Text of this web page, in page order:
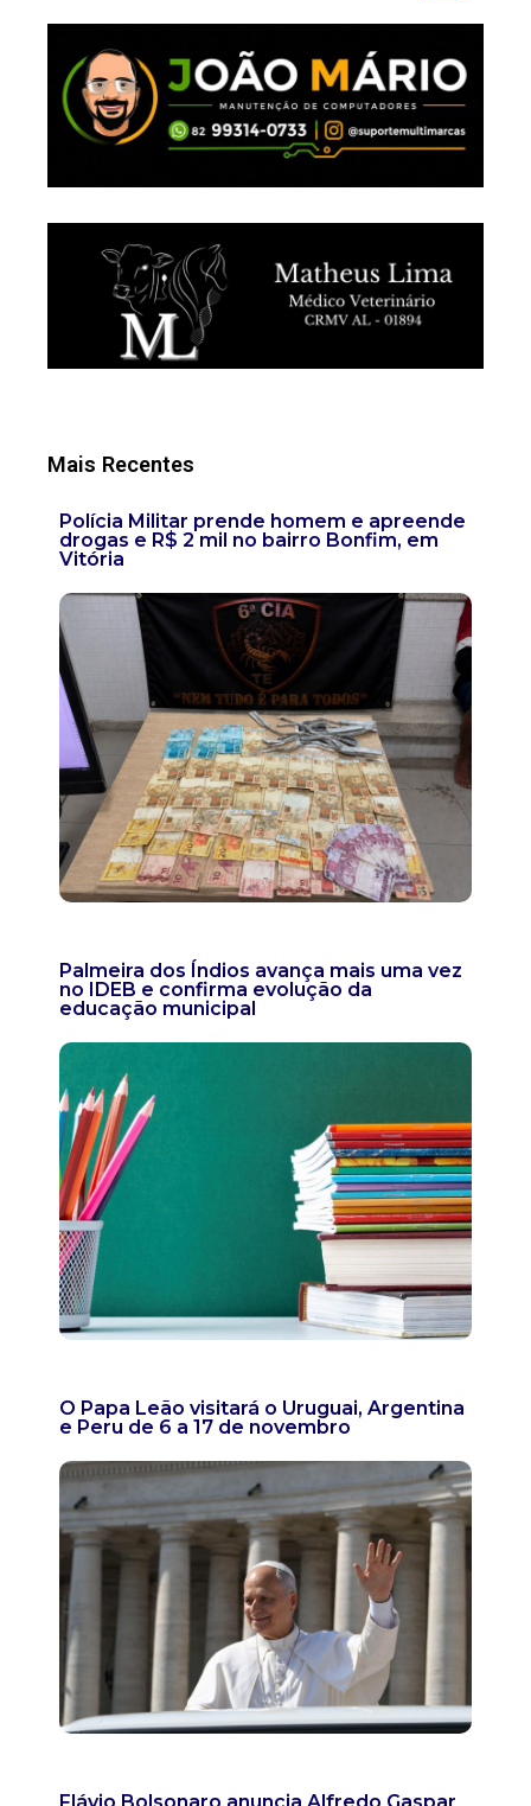
Mais Recentes
Polícia Militar prende homem e apreende
drogas e R$ 2 mil no bairro Bonfim, em
Vitória
Palmeira dos Índios avança mais uma vez
no IDEB e confirma evolução da
educação municipal
O Papa Leão visitará o Uruguai, Argentina
e Peru de 6 a 17 de novembro